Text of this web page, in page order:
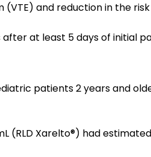
and reduction in the
at least 5 days of initial
patients 2 years and
(RLD Xarelto®) had